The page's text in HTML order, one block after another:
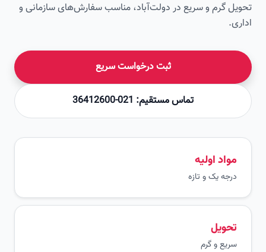
گرم و سریع در دولت‌آباد، مناسب سفارش‌های سازمانی و
ثبت درخواست سریع
تماس مستقیم: 021-36412600
مواد اولیه
درجه یک و تازه
سریع و گرم